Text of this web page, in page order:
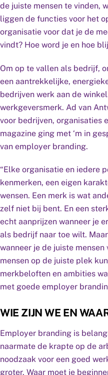
de juiste mensen te vinden,
liggen de functies voor het
organisatie voor dat je de
vindt? Hoe word je en hoe
Om op te vallen als bedrijf,
een aantrekkelijke,
bedrijven werk aan de
werkgeversmerk. Ad van
voor bedrijven, organisaties
magazine ging met ‘m in
van employer branding.
“Elke organisatie en iedere
kenmerken, een eigen
wensen. Een merk is wat
zelf niet bij bent. En een
echt aanprijzen wanneer je
als bedrijf naar toe wilt.
wanneer je de juiste
mensen op de juiste plek
merkbeloften en ambities
met goede employer
WIE ZIJN WE EN
Employer branding is
naarmate de krapte op de
noodzaak voor een goed
groter. Waar moet je